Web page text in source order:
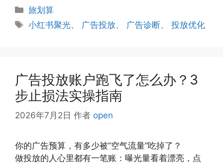
分
类
旅划算
标
小红书聚光、 广告投放、 广告诊断、投放优化
广告投放账户跑飞了怎么办？3
步止损法实操指南
2026年7月2日 作者 open
你的广告预算，有多少被”空气流量”吃掉了？
做投放的人心里都有一笔账：曝光量看着漂亮，点